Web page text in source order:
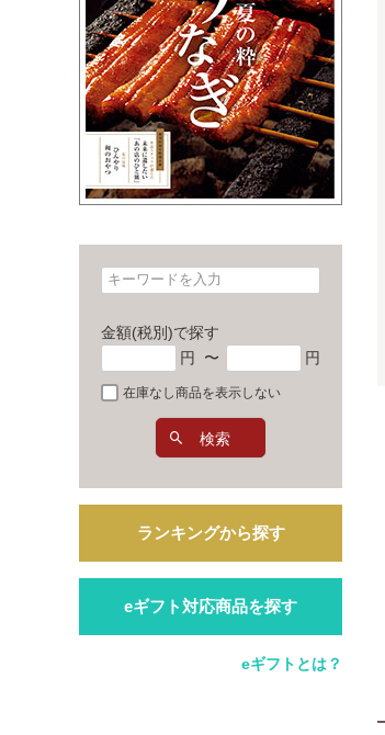
金額(税別)で探す
円
〜 円
在庫なし商品を表示しない
検索
ランキングから探す
eギフト対応商品を探す
eギフトとは？